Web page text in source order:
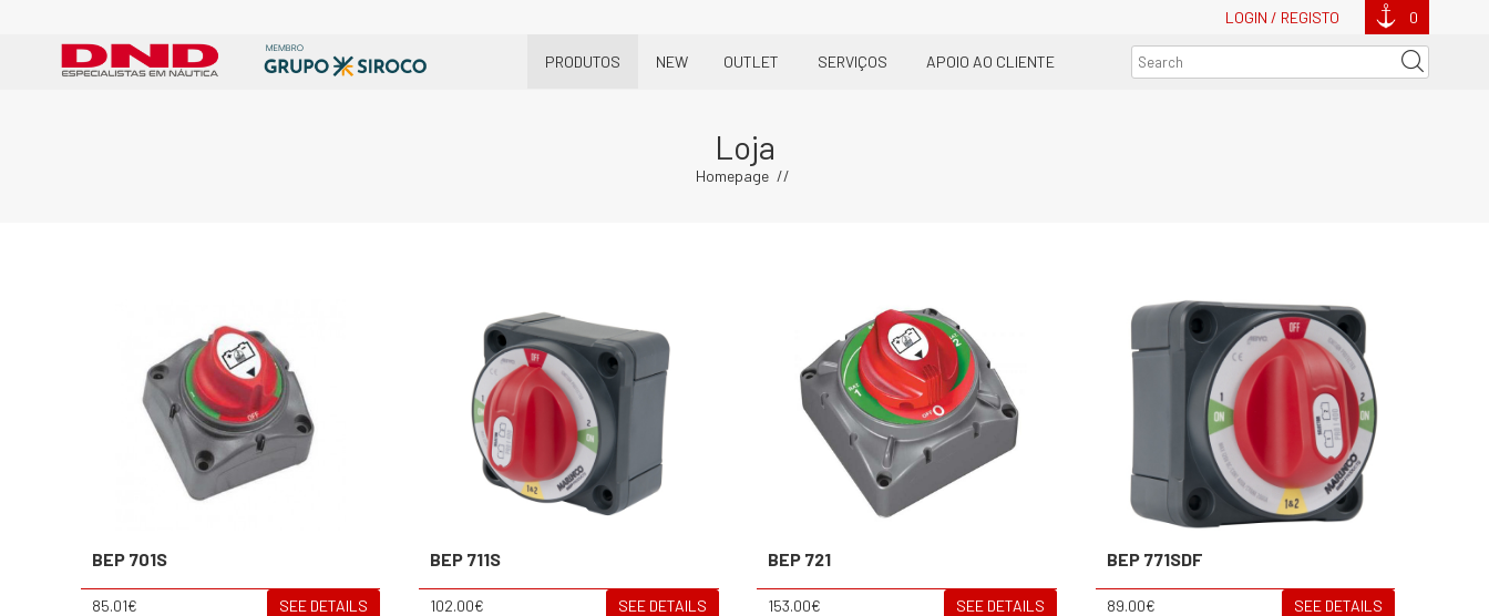
LOGIN / REGISTO 0
PRODUTOS NEW OUTLET SERVIÇOS APOIO AO CLIENTE
Loja
Homepage
BEP 701S
85.01€ SEE DETAILS
BEP 711S
102.00€ SEE DETAILS
BEP 721
153.00€ SEE DETAILS
BEP 771SDF
89.00€ SEE DETAILS